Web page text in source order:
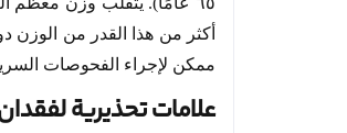
أكثر من هذا القدر من
ممكن لإجراء الفحوصات
علامات تحذيرية